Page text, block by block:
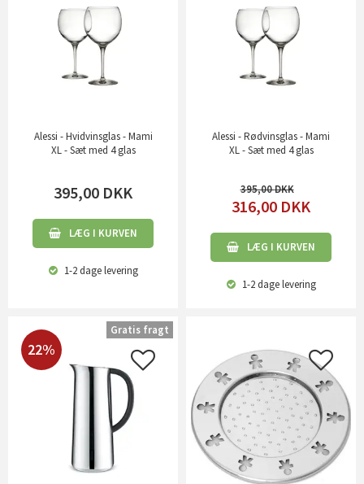
Alessi - Hvidvinsglas - Mami
XL - Sæt med 4 glas
395,00 DKK
LÆG I KURVEN
1-2 dagelevering
Alessi - Rødvinsglas - Mami
XL - Sæt med 4 glas
395,00
316,00 DKK
LÆG I KURVEN
1-2 dagelevering
22%
Gratis fragt